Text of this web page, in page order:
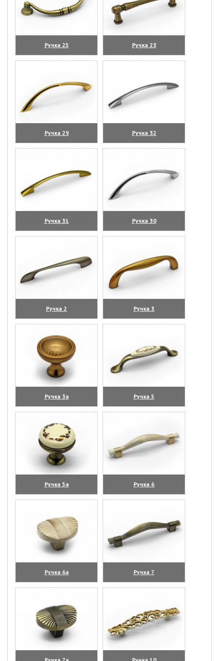
Ручка 25
(увеличить)
Ручка 23
(увеличить)
Ручка 29
(увеличить)
Ручка 32
(увеличить)
Ручка 31
(увеличить)
Ручка 30
(увеличить)
Ручка 2
(увеличить)
Ручка 3
(увеличить)
Ручка 3а
(увеличить)
Ручка 5
(увеличить)
Ручка 5а
(увеличить)
Ручка 6
(увеличить)
Ручка 6а
(увеличить)
Ручка 7
(увеличить)